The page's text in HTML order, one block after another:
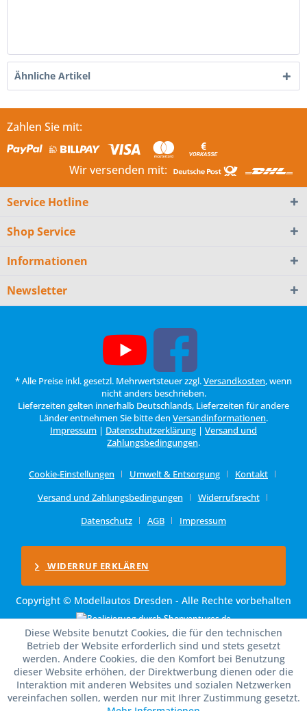
Ähnliche Artikel
Zahlen Sie mit:
Wir versenden mit:
Service Hotline
Shop Service
Informationen
Newsletter
* Alle Preise inkl. gesetzl. Mehrwertsteuer zzgl.Versandkosten, wenn
nicht anders beschrieben.
Lieferzeiten gelten innerhalb Deutschlands, Lieferzeiten für andere
Länder entnehmen Sie bitte den Versandinformationen.
Impressum | Datenschutzerklärung | Versand und
Zahlungsbedingungen.
Cookie-Einstellungen Umwelt & Entsorgung
Kontakt
Versand und Zahlungsbedingungen
Widerrufsrecht
Datenschutz
AGB Impressum
WIDERRUF ERKLÄREN
Copyright © Modellautos Dresden - Alle Rechte vorbehalten
Diese Website benutzt Cookies, die für den technischen
Betrieb der Website erforderlich sind und stets gesetzt
werden. Andere Cookies, die den Komfort bei Benutzung
dieser Website erhöhen, der Direktwerbung dienen oder die
Interaktion mit anderen Websites und sozialen Netzwerken
vereinfachen sollen, werden nur mit Ihrer Zustimmung gesetzt.